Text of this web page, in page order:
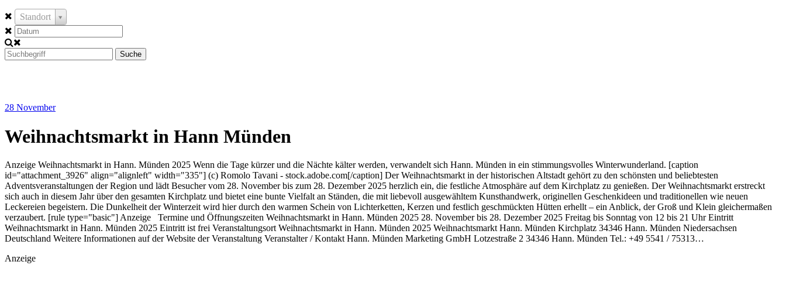
Standort
Suche
28 November
Weihnachtsmarkt in Hann Münden
Anzeige Weihnachtsmarkt in Hann. Münden 2025 Wenn die Tage kürzer und die Nächte kälter werden, verwandelt sich Hann. Münden in ein stimmungsvolles Winterwunderland. [caption
id="attachment_3926" align="alignleft" width="335"] (c) Romolo Tavani - stock.adobe.com[/caption] Der Weihnachtsmarkt in der historischen Altstadt gehört zu den schönsten und beliebtesten
Adventsveranstaltungen der Region und lädt Besucher vom 28. November bis zum 28. Dezember 2025 herzlich ein, die festliche Atmosphäre auf dem Kirchplatz zu genießen. Der Weihnachtsmarkt erstreckt
sich auch in diesem Jahr über den gesamten Kirchplatz und bietet eine bunte Vielfalt an Ständen, die mit liebevoll ausgewähltem Kunsthandwerk, originellen Geschenkideen und traditionellen wie neuen
Leckereien begeistern. Die Dunkelheit der Winterzeit wird hier durch den warmen Schein von Lichterketten, Kerzen und festlich geschmückten Hütten erhellt – ein Anblick, der Groß und Klein gleichermaßen
verzaubert. [rule type="basic"] Anzeige Termine und Öffnungszeiten Weihnachtsmarkt in Hann. Münden 2025 28. November bis 28. Dezember 2025 Freitag bis Sonntag von 12 bis 21 Uhr Eintritt
Weihnachtsmarkt in Hann. Münden 2025 Eintritt ist frei Veranstaltungsort Weihnachtsmarkt in Hann. Münden 2025 Weihnachtsmarkt Hann. Münden Kirchplatz 34346 Hann. Münden Niedersachsen
Deutschland Weitere Informationen auf der Website der Veranstaltung Veranstalter / Kontakt Hann. Münden Marketing GmbH Lotzestraße 2 34346 Hann. Münden Tel.: +49 5541 / 75313…
Anzeige